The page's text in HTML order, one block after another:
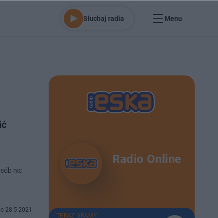
Słuchaj radia Menu
nic
28-5-2021
Radio Online
TERAZ GRAMY